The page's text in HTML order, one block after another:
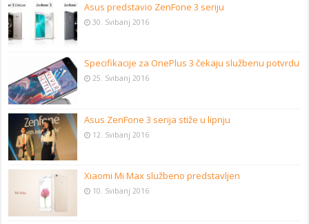
Asus predstavio ZenFone 3 seriju
30. Svibanj 2016
Specifikacije za OnePlus 3 čekaju službenu potvrdu
25. Svibanj 2016
Asus ZenFone 3 serija stiže u lipnju
12. Svibanj 2016
Xiaomi Mi Max službeno predstavljen
10. Svibanj 2016